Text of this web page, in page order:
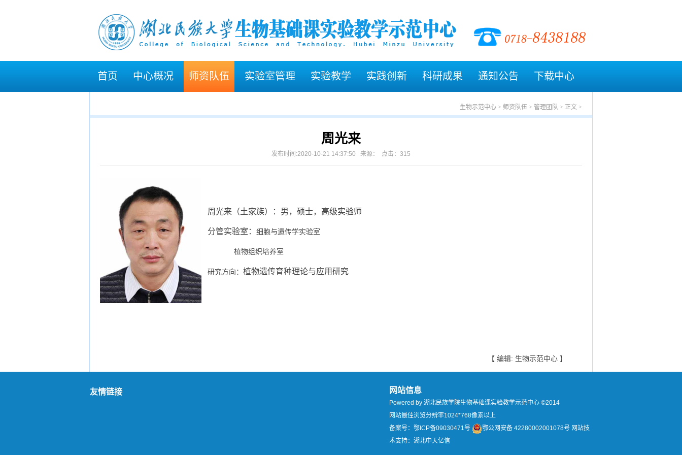
首页 中心概况 师资队伍 实验室管理 实验教学 实践创新 科研成果 通知公告 下载中心
生物示范中心 > 师资队伍 > 管理团队 > 正文 >
周光来
发布时间:2020-10-21 14:37:50 来源： 点击： 315
周光来（土家族）：男，硕士，高级实验师
分管实验室： 细胞与遗传学实验室
植物组织培养室
研究方向： 植物遗传育种理论与应用研究
【 编辑: 生物示范中心 】
友情链接 网站信息
Powered by 湖北民族学院生物基础课实验教学示范中心 ©2014
网站最佳浏览分辨率1024*768像素以上
备案号：鄂ICP备09030471号
鄂公网安备 42280002001078号 网站技
术支持：湖北中天亿信